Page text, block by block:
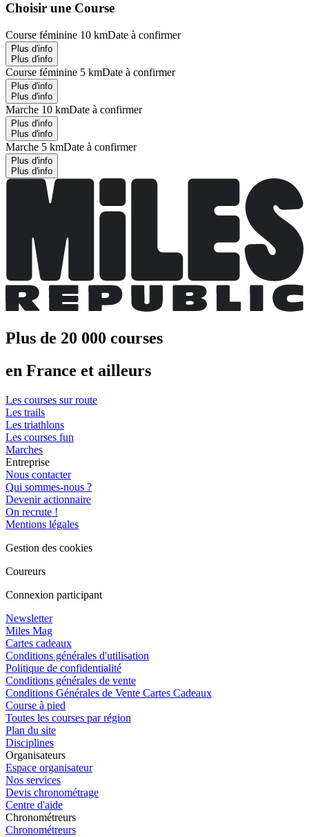
Choisir une Course
Course féminine 10 kmDate à confirmer
Plus d'info
Plus d'info
Course féminine 5 kmDate à confirmer
Plus d'info
Plus d'info
Marche 10 kmDate à confirmer
Plus d'info
Plus d'info
Marche 5 kmDate à confirmer
Plus d'info
Plus d'info
Plus de 20 000 courses
en France et ailleurs
Les courses sur route
Les trails
Les triathlons
Les courses fun
Marches
Entreprise
Nous contacter
Qui sommes-nous ?
Devenir actionnaire
On recrute !
Mentions légales
Gestion des cookies
Coureurs
Connexion participant
Newsletter
Miles Mag
Cartes cadeaux
Conditions générales d'utilisation
Politique de confidentialité
Conditions générales de vente
Conditions Générales de Vente Cartes Cadeaux
Course à pied
Toutes les courses par région
Plan du site
Disciplines
Organisateurs
Espace organisateur
Nos services
Devis chronométrage
Centre d'aide
Chronométreurs
Chronométreurs